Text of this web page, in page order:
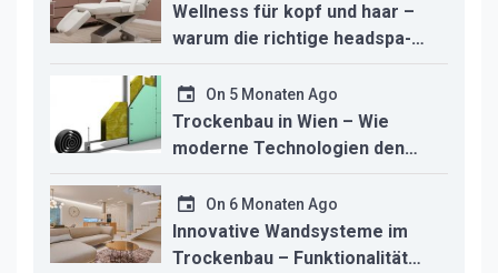
Wellness für kopf und haar –
warum die richtige headspa-
liege den unterschied für ihr
studio macht
On 5 Monaten Ago
Trockenbau in Wien – Wie
moderne Technologien den
Innenausbau revolutionieren
On 6 Monaten Ago
Innovative Wandsysteme im
Trockenbau – Funktionalität